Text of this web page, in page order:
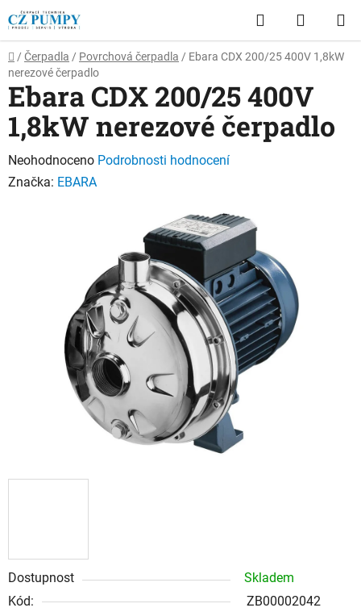
Přejít
na
obsah
Hledat
KOŠÍK
Domů
/ Čerpadla / Povrchová čerpadla / Ebara CDX 200/25 400V 1,8kW
nerezové čerpadlo
Dostupnost
Skladem
Kód:
ZB00002042
Ebara CDX 200/25 400V
1,8kW nerezové čerpadlo
Průměrné
hodnocení
Neohodnoceno Podrobnosti hodnocení
Značka: EBARA